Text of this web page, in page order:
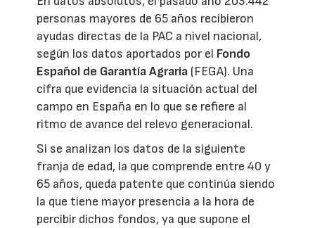
personas mayores de 65 años recibieron
ayudas directas de la PAC a nivel nacional,
según los datos aportados por el Fondo
Español de Garantía Agraria (FEGA). Una
cifra que evidencia la situación actual del
campo en España en lo que se refiere al
ritmo de avance del relevo generacional.
Si se analizan los datos de la siguiente
franja de edad, la que comprende entre 40 y
65 años, queda patente que continúa siendo
la que tiene mayor presencia a la hora de
percibir dichos fondos, ya que supone el